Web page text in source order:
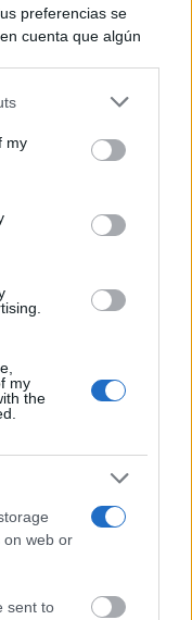
preferencias se
cuenta que algún
sus preferencias
en la
or more Google
including but
You may click to
in below Google
my
my
the
on web or
sent to
en las
de Castilla-
de